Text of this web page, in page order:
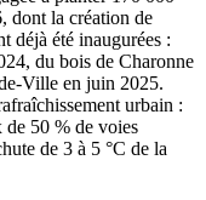
dont la création de
déjà été inaugurées :
du bois de Charonne
Ville en juin 2025.
urbain :
de 50 % de voies
de 3 à 5 °C de la